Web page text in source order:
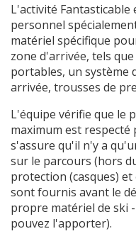
L'activité Fantasticable
personnel
matériel spécifique
zone d'arrivée, tels
portables, un système
arrivée, trousses de
L'équipe vérifie que le
maximum est
s'assure qu'il n'y a
sur le parcours (hors
protection (casques)
sont fournis avant le
propre matériel de ski
pouvez l'apporter).